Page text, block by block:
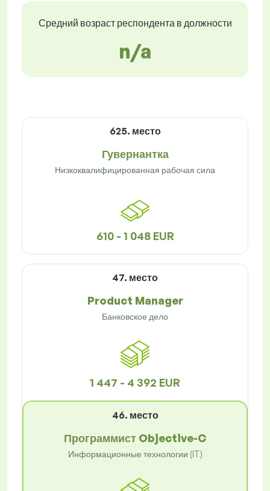
Средний возраст респондента в должности
n/a
625. место
Гувернантка
Низкоквалифицированная рабочая сила
610 - 1 048 EUR
47. место
Product Manager
Банковское дело
1 447 - 4 392 EUR
46. место
Программист Objective-C
Информационные технологии (IT)